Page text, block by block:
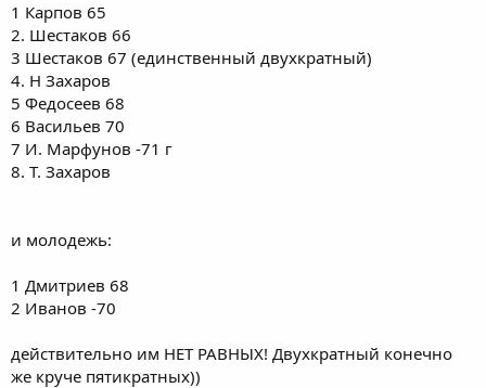
1 Карпов 65
2. Шестаков 66
3 Шестаков 67 (единственный двухкратный)
4. Н Захаров
5 Федосеев 68
6 Васильев 70
7 И. Марфунов -71 г
8. Т. Захаров
и молодежь:
1 Дмитриев 68
2 Иванов -70
действительно им НЕТ РАВНЫХ! Двухкратный конечно
же круче пятикратных))